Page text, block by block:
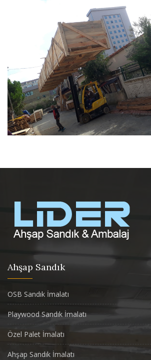
Ahşap Sandık
OSB Sandık İmalatı
Playwood Sandık İmalatı
Özel Palet İmalatı
Ahşap Sandık İmalatı